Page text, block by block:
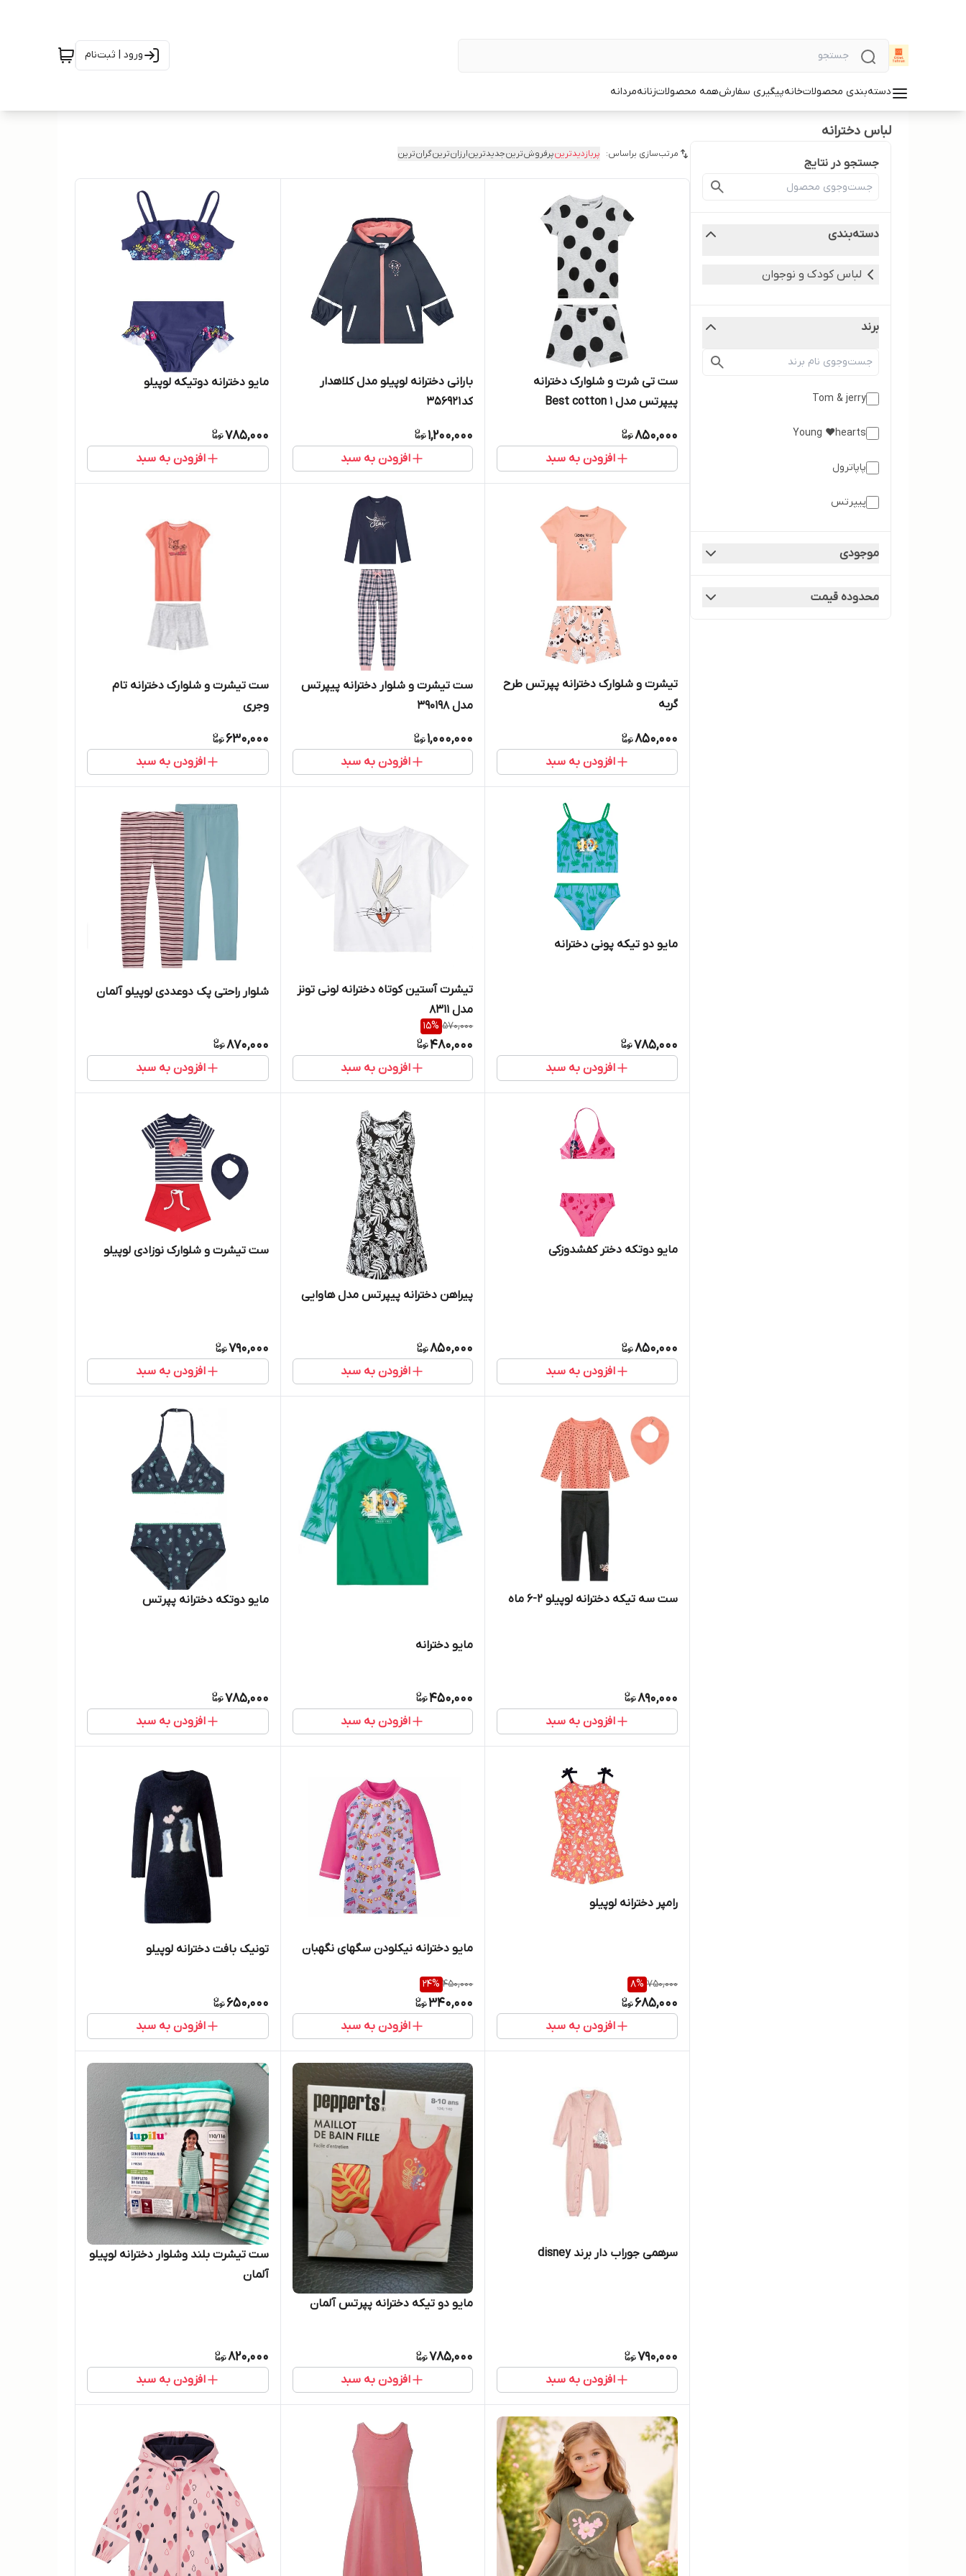
ورود | ثبت‌نام
دسته‌بندی محصولاتخانهپیگیری سفارشهمه محصولاتزنانهمردانه
لباس دخترانه
جستجو در نتایج
دسته‌بندی
لباس کودک و نوجوان
برند
Tom & jerry
Young ❤️hearts
پاپاترول
پیپرتس
لونی تونز
موجودی
محدوده قیمت
مرتب‌سازی براساس: پربازدیدترینپرفروش‌ترینجدیدترینارزان‌ترینگران‌ترین
ست تی شرت و شلوارک دخترانه
پیپرتس مدل Best cotton 1
850,000
افزودن به سبد
بارانی دخترانه لوپیلو مدل کلاهدار
کد 356921
1,200,000
افزودن به سبد
مایو دخترانه دوتیکه لوپیلو
785,000
افزودن به سبد
تیشرت و شلوارک دخترانه پپرتس طرح
گربه
850,000
افزودن به سبد
ست تیشرت و شلوار دخترانه پیپرتس
مدل 390198
1,000,000
افزودن به سبد
ست تیشرت و شلوارک دخترانه تام
وجری
630,000
افزودن به سبد
مایو دو تیکه پونی دخترانه
785,000
افزودن به سبد
تیشرت آستین کوتاه دخترانه لونی تونز
مدل 8311
570,000
15%
480,000
افزودن به سبد
شلوار راحتی پک دوعددی لوپیلو آلمان
870,000
افزودن به سبد
مایو دوتکه دختر کفشدوزکی
850,000
افزودن به سبد
پیراهن دخترانه پیپرتس مدل هاوایی
850,000
افزودن به سبد
ست تیشرت و شلوارک نوزادی لوپیلو
790,000
افزودن به سبد
ست سه تیکه دخترانه لوپیلو ۲-۶ ماه
890,000
افزودن به سبد
مایو دخترانه
450,000
افزودن به سبد
مایو دوتکه دخترانه پپرتس
785,000
افزودن به سبد
رامپر دخترانه لوپیلو
750,000
8%
685,000
افزودن به سبد
مایو دخترانه نیکلودن سگهای نگهبان
450,000
24%
340,000
افزودن به سبد
تونیک بافت دخترانه لوپیلو
650,000
افزودن به سبد
سرهمی جوراب دار برند disney
790,000
افزودن به سبد
مایو دو تیکه دخترانه پپرتس آلمان
785,000
افزودن به سبد
ست تیشرت بلند و‌شلوار دخترانه لوپیلو
آلمان
820,000
افزودن به سبد